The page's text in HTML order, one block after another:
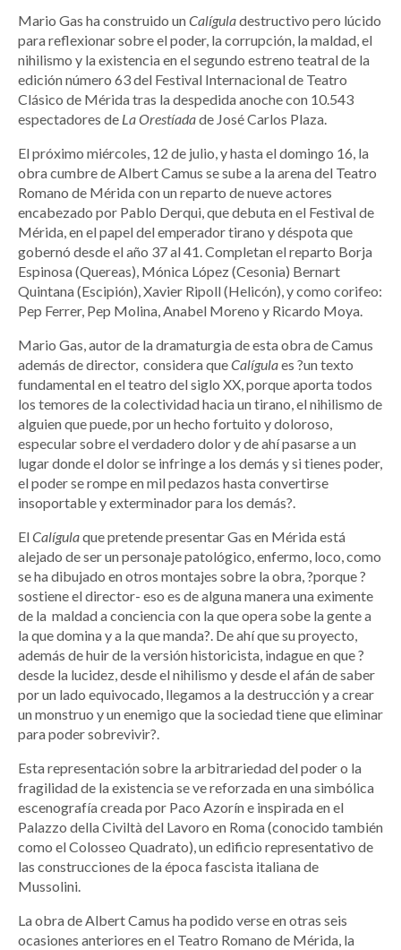
Mario Gas ha construido unCalíguladestructivo pero lúcido
para reflexionar sobre el poder, la corrupción, la maldad, el
nihilismo y la existencia en el segundo estreno teatral de la
edición número 63 del Festival Internacional de Teatro
Clásico de Mérida tras la despedida anoche con 10.543
espectadores de La Orestíadade José Carlos Plaza.
El próximo miércoles, 12 de julio, y hasta el domingo 16, la
obra cumbre de Albert Camus se sube a la arena del Teatro
Romano de Mérida con un reparto de nueve actores
encabezado por Pablo Derqui, que debuta en el Festival de
Mérida, en el papel del emperador tirano y déspota que
gobernó desde el año 37 al 41. Completan el reparto Borja
Espinosa (Quereas), Mónica López (Cesonia) Bernart
Quintana (Escipión), Xavier Ripoll (Helicón), y como corifeo:
Pep Ferrer, Pep Molina, Anabel Moreno y Ricardo Moya.
Mario Gas, autor de la dramaturgia de esta obra de Camus
además de director, considera queCalígulaes ?un texto
fundamental en el teatro del siglo XX, porque aporta todos
los temores de la colectividad hacia un tirano, el nihilismo de
alguien que puede, por un hecho fortuito y doloroso,
especular sobre el verdadero dolor y de ahí pasarse a un
lugar donde el dolor se infringe a los demás y si tienes poder,
el poder se rompe en mil pedazos hasta convertirse
insoportable y exterminador para los demás?.
ElCalígulaque pretende presentar Gas en Mérida está
alejado de ser un personaje patológico, enfermo, loco, como
se ha dibujado en otros montajes sobre la obra, ?porque ?
sostiene el director- eso es de alguna manera una eximente
de la maldad a conciencia con la que opera sobe la gente a
la que domina y a la que manda?. De ahí que su proyecto,
además de huir de la versión historicista, indague en que ?
desde la lucidez, desde el nihilismo y desde el afán de saber
por un lado equivocado, llegamos a la destrucción y a crear
un monstruo y un enemigo que la sociedad tiene que eliminar
para poder sobrevivir?.
Esta representación sobre la arbitrariedad del poder o la
fragilidad de la existencia se ve reforzada en una simbólica
escenografía creada por Paco Azorín e inspirada en el
Palazzo della Civiltà del Lavoro en Roma (conocido también
como el Colosseo Quadrato), un edificio representativo de
las construcciones de la época fascista italiana de
Mussolini.
La obra de Albert Camus ha podido verse en otras seis
ocasiones anteriores en el Teatro Romano de Mérida, la